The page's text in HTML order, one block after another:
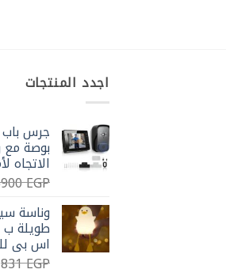
اجدد المنتجات
بوصة مع
الاتجاه
EGP
وناسة
اس بي
831EGP